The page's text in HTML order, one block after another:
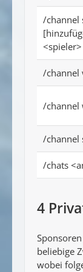
/channel
<spieler>
/channel
/channel
/channel
/chats
4
beliebige
wobei